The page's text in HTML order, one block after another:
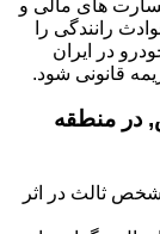
های مالی و
رانندگی را
در ایران
قانونی شود.
در منطقه
ثالث در اثر